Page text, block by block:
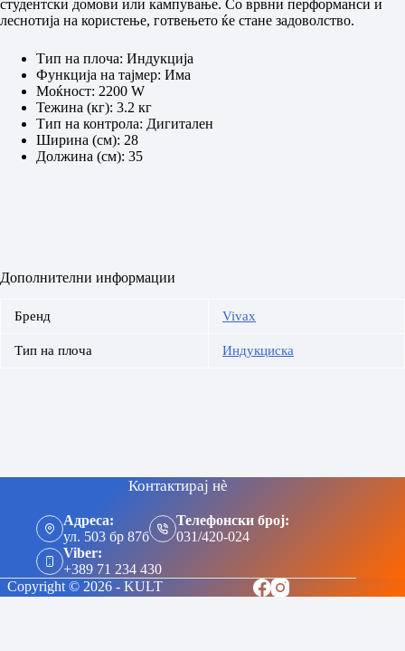
студентски домови или кампување. Со врвни перформанси и
леснотија на користење, готвењето ќе стане задоволство.
Тип на плоча: Индукција
Функција на тајмер: Има
Моќност: 2200 W
Тежина (кг): 3.2 кг
Тип на контрола: Дигитален
Ширина (см): 28
Должина (см): 35
Дополнителни информации
Бренд Vivax
Тип на плоча Индукциска
Контактирај нè
Адреса:
ул. 503 бр 87б
Телефонски број:
031/420-024
Viber:
+389 71 234 430
Copyright © 2026 - KULT